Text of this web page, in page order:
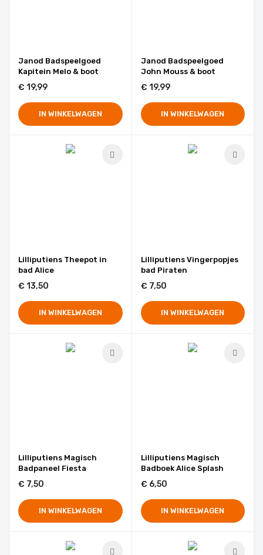
Janod Badspeelgoed
Kapitein Melo & boot
€ 19,99
IN WINKELWAGEN
Janod Badspeelgoed
John Mouss & boot
€ 19,99
IN WINKELWAGEN
Lilliputiens Theepot in
bad Alice
€ 13,50
IN WINKELWAGEN
Lilliputiens Vingerpopjes
bad Piraten
€ 7,50
IN WINKELWAGEN
Lilliputiens Magisch
Badpaneel Fiesta
€ 7,50
IN WINKELWAGEN
Lilliputiens Magisch
Badboek Alice Splash
€ 6,50
IN WINKELWAGEN